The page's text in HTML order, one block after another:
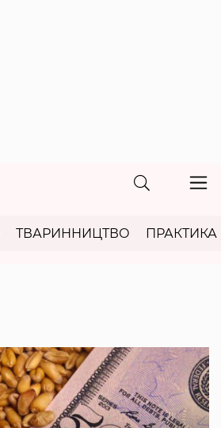
ТВАРИННИЦТВО ПРАКТИКА